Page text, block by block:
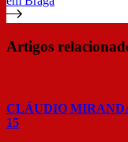
Artigos
CLÁUDIO
15